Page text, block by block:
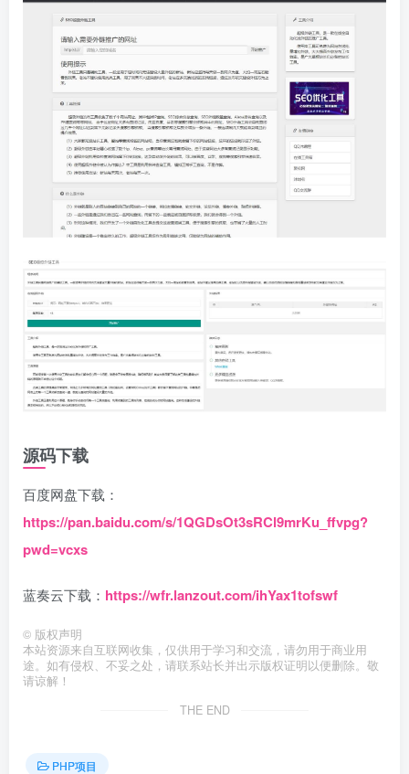
源码下载
百度网盘下载：
https://pan.baidu.com/s/1QGDsOt3sRCl9mrKu_ffvpg?
pwd=vcxs
蓝奏云下载： https://wfr.lanzout.com/ihYax1tofswf
© 版权声明
本站资源来自互联网收集，仅供用于学习和交流，请勿用于商业用
途。如有侵权、不妥之处，请联系站长并出示版权证明以便删除。敬
请谅解！
THE END
PHP项目